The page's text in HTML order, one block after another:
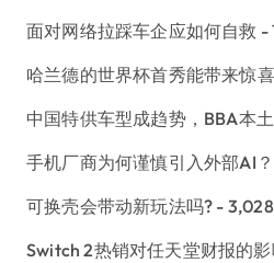
面对网络拉踩车企应如何自救 -
哈兰德的世界杯首秀能带来惊
中国特供车型成趋势，BBA本
手机厂商为何谨慎引入外部AI？
可换壳会带动新玩法吗? -
Switch 2热销对任天堂财报的